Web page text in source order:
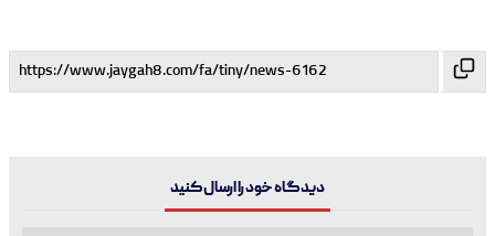
دیدگاه خود را ارسال کنید